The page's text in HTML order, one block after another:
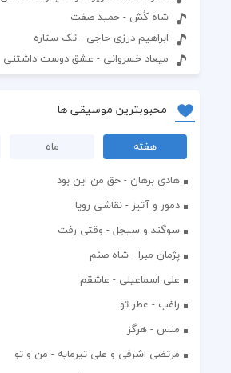
شاه کُش - حمید صفت
ابراهیم درزی حاجی - تک ستاره
میعاد خسروانی - عشق دوست داشتنی
محبوبترین موسیقی ها
هفته ماه
هادی برهان - حق من این بود
دمور و آتیز - نقاشی رویا
سوگند و سیجل - وقتی رفت
پژمان مبرا - شاه صنم
علی اسماعیلی - عاشقم
راغب - عطر تو
منس - هرگز
مرتضی اشرفی و علی تیرمایه - من و تو